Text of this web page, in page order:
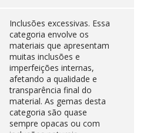
Inclusões excessivas. Essa
categoria envolve os
materiais que apresentam
muitas inclusões e
imperfeições internas,
afetando a qualidade e
transparência final do
material. As gemas desta
categoria são quase
sempre opacas ou com